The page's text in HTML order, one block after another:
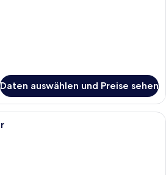
Daten auswählen und Preise sehen
Comfort-Doppelzimmer |